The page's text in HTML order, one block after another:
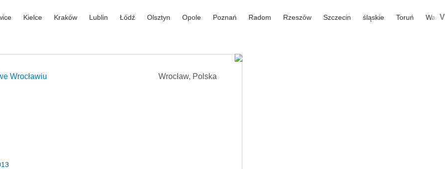
Kielce Kraków Lublin Łódź Olsztyn Opole Poznań Radom Rzeszów Szczecin śląskie Toruń V
Wrocław, Polska
Wrocławiu